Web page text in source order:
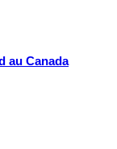
au Canada